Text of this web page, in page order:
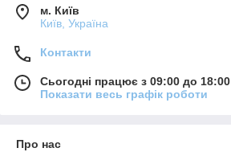
м. Київ
Київ, Україна
Контакти
Сьогодні працює з 09:00 до 18:00
Показати весь графік роботи
Про нас